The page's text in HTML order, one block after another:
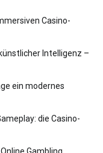
Casino-
Intelligenz –
ein modernes
die Casino-